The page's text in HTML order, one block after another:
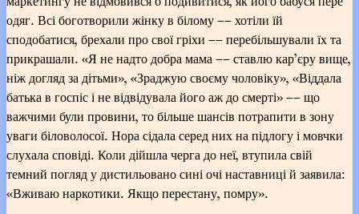
одяг. Всі боготворили жінку в білому –– хотіли їй
сподобатися, брехали про свої гріхи –– перебільшували їх та
прикрашали. «Я не надто добра мама –– ставлю кар’єру вище,
ніж догляд за дітьми», «Зраджую своєму чоловіку», «Віддала
батька в госпіс і не відвідувала його аж до смерті» –– що
важчими були провини, то більше шансів потрапити в зону
уваги біловолосої. Нора сідала серед них на підлогу і мовчки
слухала сповіді. Коли дійшла черга до неї, втупила свій
темний погляд у дистильовано сині очі наставниці й заявила:
«Вживаю наркотики. Якщо перестану, помру».